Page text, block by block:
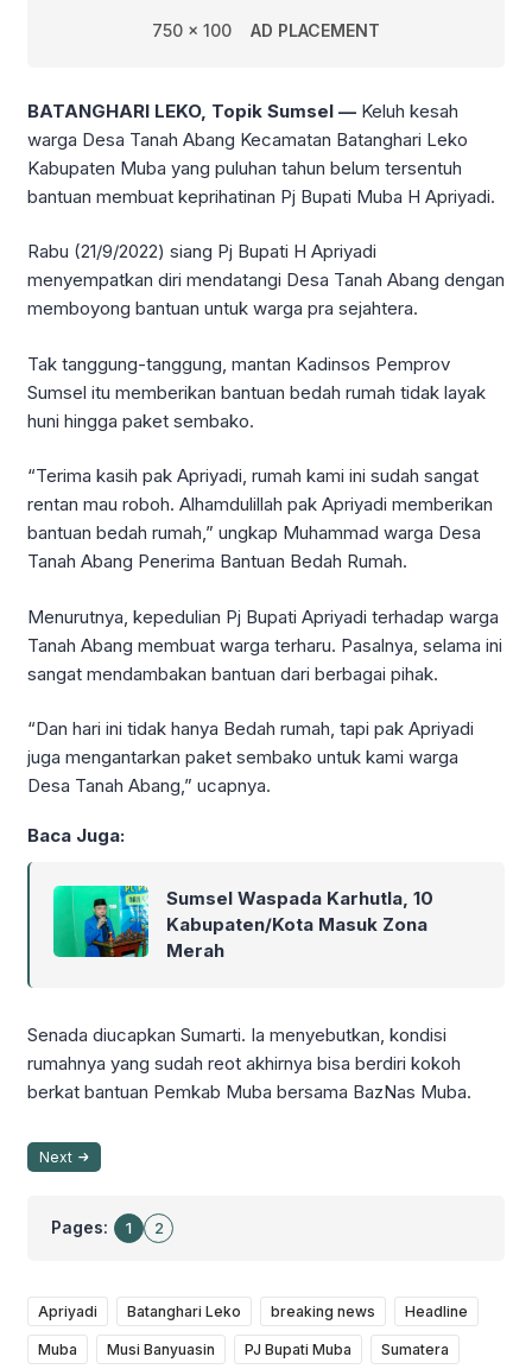
750 x 100 AD PLACEMENT
BATANGHARI LEKO, Topik Sumsel — Keluh kesah
warga Desa Tanah Abang Kecamatan Batanghari Leko
Kabupaten Muba yang puluhan tahun belum tersentuh
bantuan membuat keprihatinan Pj Bupati Muba H Apriyadi.
Rabu (21/9/2022) siang Pj Bupati H Apriyadi
menyempatkan diri mendatangi Desa Tanah Abang dengan
memboyong bantuan untuk warga pra sejahtera.
Tak tanggung-tanggung, mantan Kadinsos Pemprov
Sumsel itu memberikan bantuan bedah rumah tidak layak
huni hingga paket sembako.
“Terima kasih pak Apriyadi, rumah kami ini sudah sangat
rentan mau roboh. Alhamdulillah pak Apriyadi memberikan
bantuan bedah rumah,” ungkap Muhammad warga Desa
Tanah Abang Penerima Bantuan Bedah Rumah.
Menurutnya, kepedulian Pj Bupati Apriyadi terhadap warga
Tanah Abang membuat warga terharu. Pasalnya, selama ini
sangat mendambakan bantuan dari berbagai pihak.
“Dan hari ini tidak hanya Bedah rumah, tapi pak Apriyadi
juga mengantarkan paket sembako untuk kami warga
Desa Tanah Abang,” ucapnya.
Baca Juga:
Sumsel Waspada Karhutla, 10
Kabupaten/Kota Masuk Zona
Merah
Senada diucapkan Sumarti. Ia menyebutkan, kondisi
rumahnya yang sudah reot akhirnya bisa berdiri kokoh
berkat bantuan Pemkab Muba bersama BazNas Muba.
Next
Pages: 1 2
Apriyadi Batanghari Leko breaking news Headline
Muba Musi Banyuasin PJ Bupati Muba Sumatera